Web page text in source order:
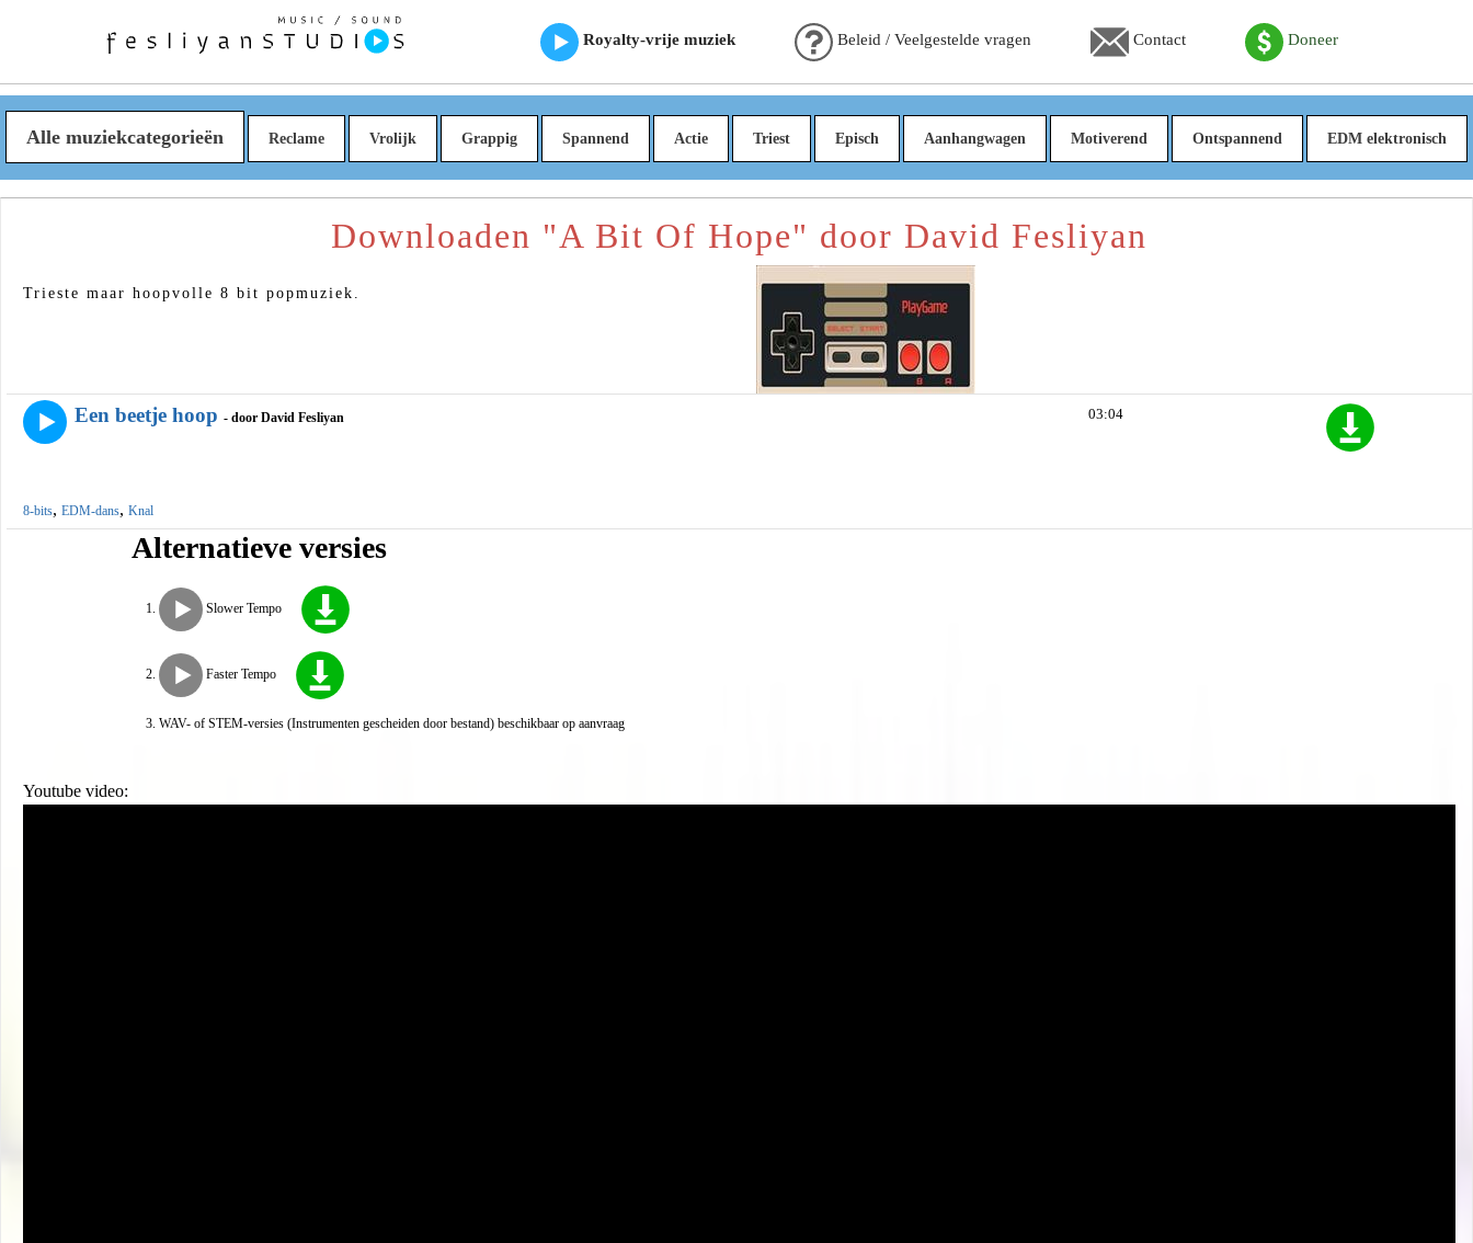
Royalty-vrije muziek Beleid / Veelgestelde vragen Contact Doneer
Alle muziekcategorieën Reclame Vrolijk Grappig Spannend Actie Triest Episch Aanhangwagen Motiverend Ontspannend EDM elektronisch
Downloaden "A Bit Of Hope" door David Fesliyan
Trieste maar hoopvolle 8 bit popmuziek.
Een beetje hoop - door David Fesliyan
8-bits, EDM-dans, Knal
03:04
Alternatieve versies
Slower Tempo
Faster Tempo
WAV- of STEM-versies (Instrumenten gescheiden door bestand) beschikbaar op aanvraag
Youtube video: